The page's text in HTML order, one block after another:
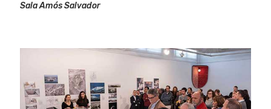
Sala Amós Salvador